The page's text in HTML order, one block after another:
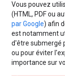
Vous pouvez
(HTML, PDF ou
par Google) afin
est notamment
d'être submergé
ou pour éviter
importance sur